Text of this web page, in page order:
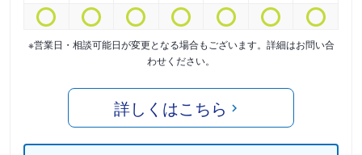
※営業日・相談可能日が変更となる場合もございます。詳細はお問い合
わせください。
詳しくはこちら